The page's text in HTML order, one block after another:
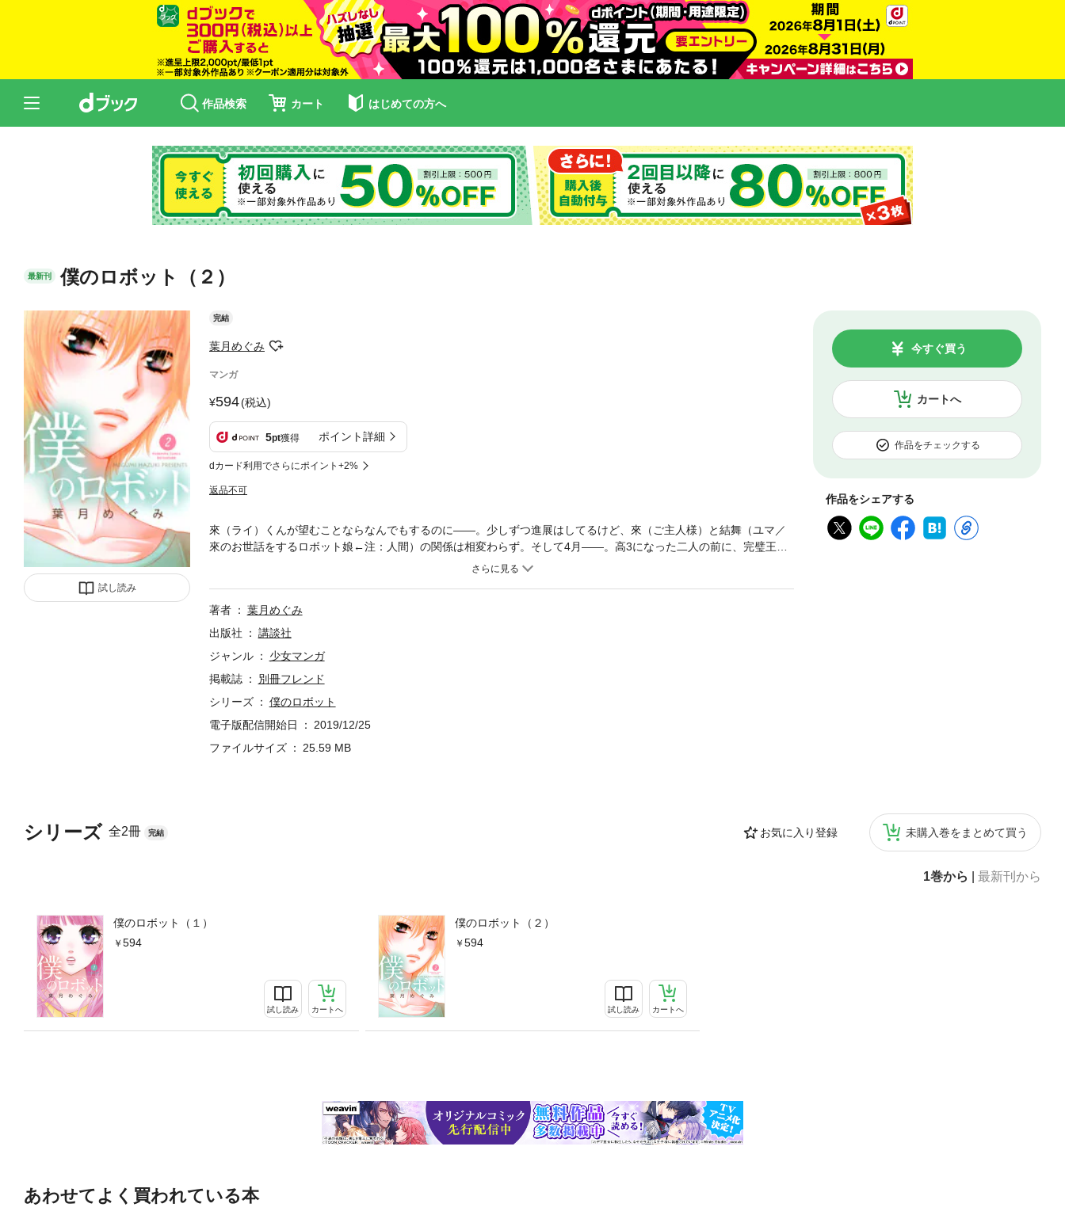
作品検索 カート はじめての方へ
最新刊 僕のロボット（２）
試し読み
完結
葉月めぐみ
マンガ
594(税込)
5pt獲得 ポイント詳細
dカード利用でさらにポイント+2%
返品不可
カートへ
今すぐ買う
作品をチェックする
作品をシェアする
シリーズ 全2冊 完結 お気に入り登録 未購入巻をまとめて買う
1巻から 最新刊から
僕のロボット（１）
594
試し読み カートへ
僕のロボット（２）
594
試し読み カートへ
來（ライ）くんが望むことならなんでもするのに――。少しずつ進展はしてるけど、來（ご主人様）と結舞（ユマ／
來のお世話をするロボット娘←注：人間）の関係は相変わらず。そして4月――。高3になった二人の前に、完璧王
子・榊（さかき）くんが現れた!! なんだかこれは、（恋の？）嵐が巻き起こる予感……？ ツンデレ少年×無表情少
著者
葉月めぐみ
出版社
講談社
ジャンル
少女マンガ
掲載誌
別冊フレンド
シリーズ
僕のロボット
電子版配信開始日
2019/12/25
ファイルサイズ
25.59 MB
あわせてよく買われている本